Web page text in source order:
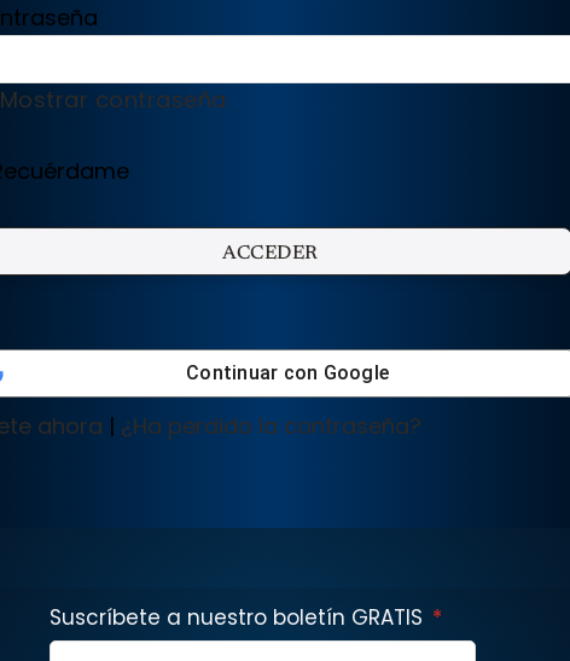
Mostrar contraseña
Continuar con Google
ahora | ¿Ha perdido la contraseña?
Suscríbete a nuestro boletín GRATIS